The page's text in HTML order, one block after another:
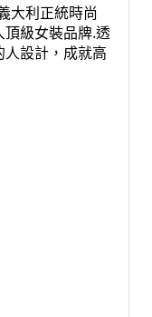
大利正統時尚
級女裝品牌.透
設計，成就高